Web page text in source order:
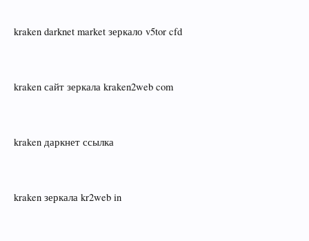
kraken darknet market зеркало v5tor cfd
kraken сайт зеркала kraken2web com
kraken даркнет ссылка
kraken зеркала kr2web in